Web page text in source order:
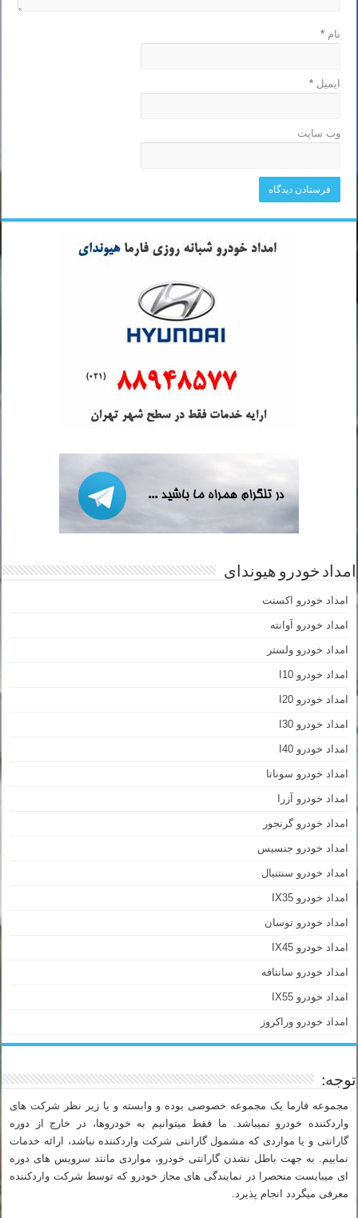
نام*
ایمیل*
وب‌ سایت
امداد خودرو هیوندای
امداد خودرو اکسنت
امداد خودرو آوانته
امداد خودرو ولستر
امداد خودرو I10
امداد خودرو I20
امداد خودرو I30
امداد خودرو I40
امداد خودرو سوناتا
امداد خودرو آزرا
امداد خودرو گرنجور
امداد خودرو جنسیس
امداد خودرو سنتنیال
امداد خودرو IX35
امداد خودرو توسان
امداد خودرو IX45
امداد خودرو سانتافه
امداد خودرو IX55
امداد خودرو وراکروز
توجه:
مجموعه فارما یک مجموعه خصوصی بوده و وابسته و یا زیر نظر شرکت های
واردکننده خودرو نمیباشد. ما فقط میتوانیم به خودروها، در خارج از دوره
گارانتی و یا مواردی که مشمول گارانتی شرکت واردکننده نباشد، ارائه خدمات
نماییم. به جهت باطل نشدن گارانتی خودرو، مواردی مانند سرویس های دوره
ای میبایست منحصرا در نمایندگی های مجاز خودرو که توسط شرکت واردکننده
معرفی میگردد انجام پذیرد.